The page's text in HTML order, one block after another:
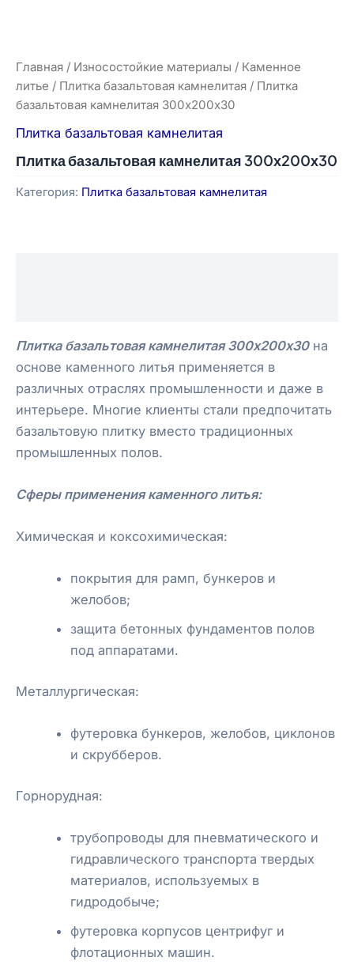
Главная / Износостойкие материалы / Каменное
литье / Плитка базальтовая камнелитая / Плитка
базальтовая камнелитая 300х200х30
Плитка базальтовая камнелитая
Плитка базальтовая камнелитая 300х200х30
Категория: Плитка базальтовая камнелитая
Плитка базальтовая камнелитая 300х200х30на
основе каменного литья применяется в
различных отраслях промышленности и даже в
интерьере. Многие клиенты стали предпочитать
базальтовую плитку вместо традиционных
промышленных полов.
Сферы применения каменного литья:
Химическая и коксохимическая:
покрытия для рамп, бункеров и
желобов;
защита бетонных фундаментов полов
под аппаратами.
Металлургическая:
футеровка бункеров, желобов, циклонов
и скрубберов.
Горнорудная:
трубопроводы для пневматического и
гидравлического транспорта твердых
материалов, используемых в
гидродобыче;
футеровка корпусов центрифуг и
флотационных машин.